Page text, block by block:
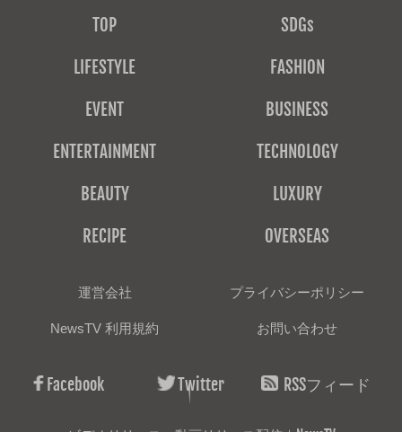
TOP
SDGs
LIFESTYLE
FASHION
EVENT
BUSINESS
ENTERTAINMENT
TECHNOLOGY
BEAUTY
LUXURY
RECIPE
OVERSEAS
運営会社 プライバシーポリシー
NewsTV 利用規約 お問い合わせ
Facebook Twitter RSSフィード